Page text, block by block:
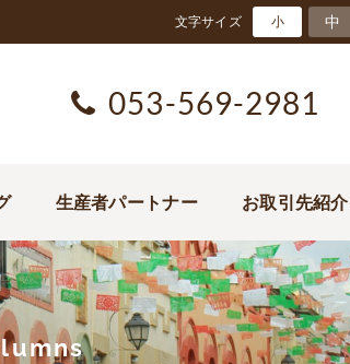
文字サイズ 小 中
053-569-2981
生産者パートナー お取引先紹介